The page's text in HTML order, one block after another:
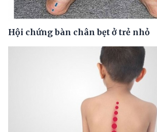
Hội chứng bàn chân bẹt ở trẻ nhỏ